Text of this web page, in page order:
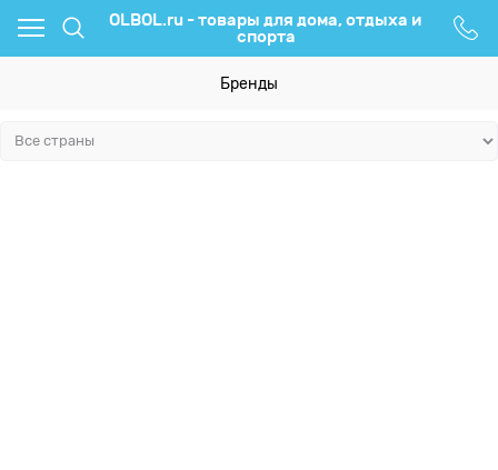
OLBOL.ru - товары для дома, отдыха и
спорта
Бренды